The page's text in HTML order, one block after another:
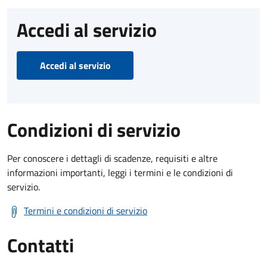
Accedi al servizio
Accedi al servizio
Condizioni di servizio
Per conoscere i dettagli di scadenze, requisiti e altre
informazioni importanti, leggi i termini e le condizioni di
servizio.
Termini e condizioni di servizio
Contatti